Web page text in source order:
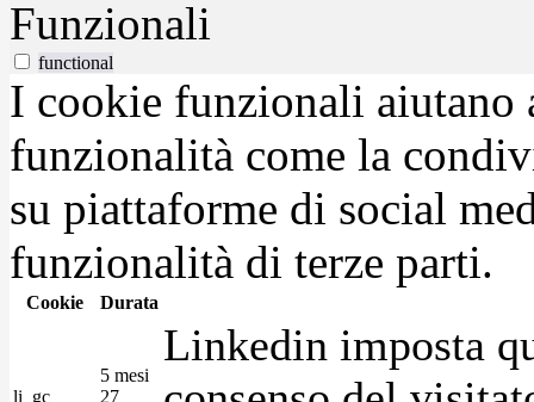
Funzionali
functional
I cookie funzionali aiutano
funzionalità come la
su piattaforme di social
funzionalità di terze parti.
Cookie Durata
li_gc
5 mesi
27
Linkedin imposta